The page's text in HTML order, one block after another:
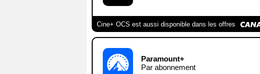
Cine+ OCS est aussi disponible dans les offres
Paramount+
Par abonnement